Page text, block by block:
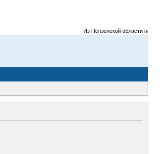
Из Пензенской области на